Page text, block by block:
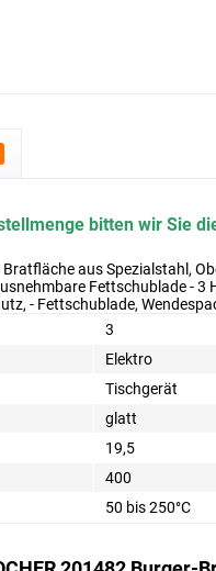
bitten wir Sie
aus Spezialstahl,
Fettschublade - 3
- Fettschublade,
3
Elektro
Tischgerät
glatt
19,5
400
50 bis 250°C